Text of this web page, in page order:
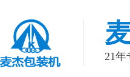
21年